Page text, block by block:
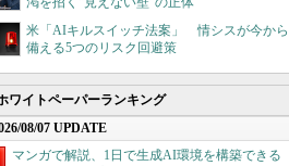
米「AIキルスイッチ法案」 情シスが今から
備える5つのリスク回避策
ワイトペーパーランキング
08/07 UPDATE
マンガで解説、1日で生成AI環境を構築できる